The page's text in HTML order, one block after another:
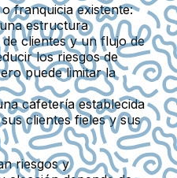
franquicia existente:
estructura
clientes y un flujo de
los riesgos de
puede limitar la
cafetería establecida
clientes fieles y sus
riesgos y